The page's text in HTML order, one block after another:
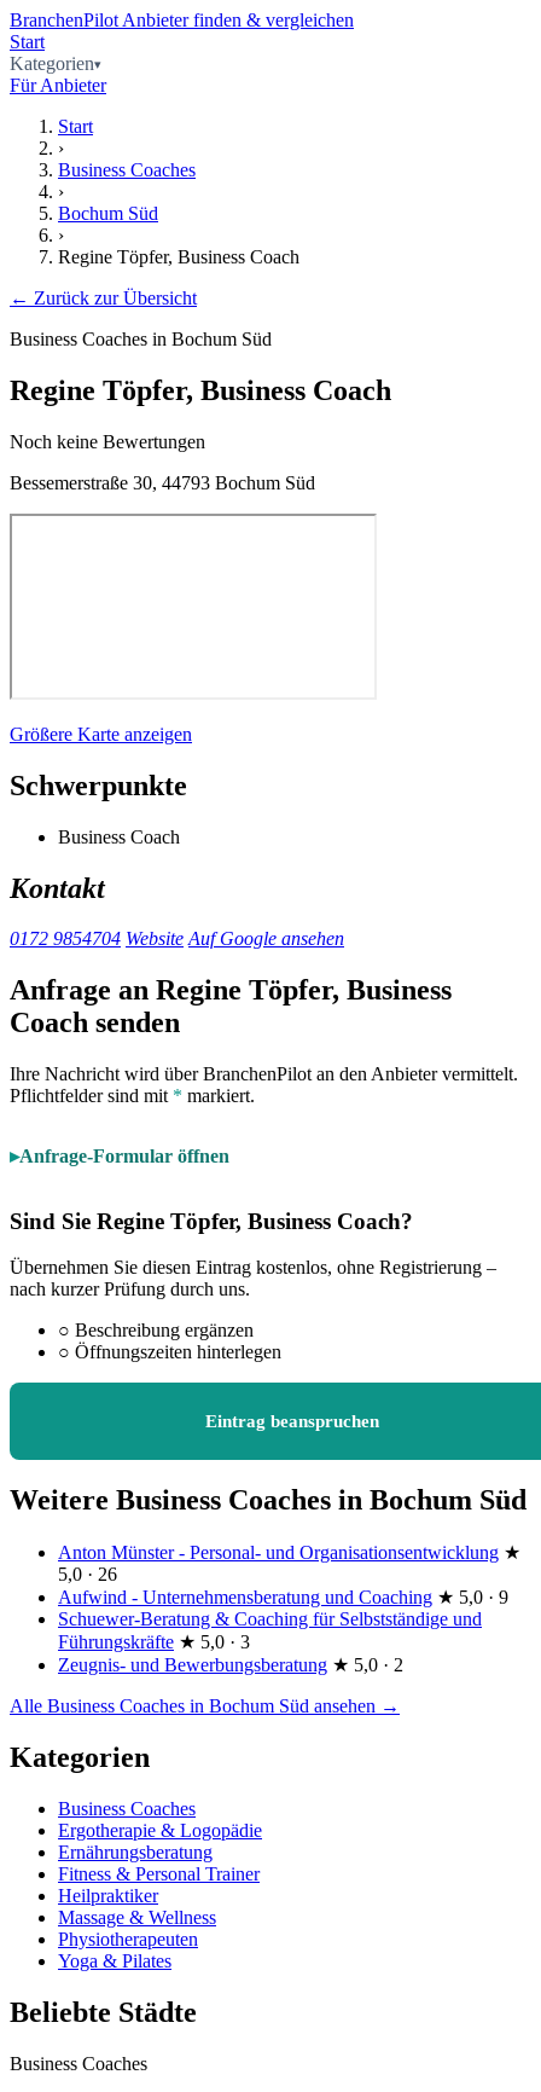
BranchenPilot Anbieter finden & vergleichen
Start
Kategorien
Für Anbieter
Start
›
Business Coaches
›
Bochum Süd
›
Regine Töpfer, Business Coach
← Zurück zur Übersicht
Business Coaches in Bochum Süd
Regine Töpfer, Business Coach
Noch keine Bewertungen
Bessemerstraße 30, 44793 Bochum Süd
Größere Karte anzeigen
Schwerpunkte
Business Coach
Kontakt
0172 9854704 Website Auf Google ansehen
Anfrage an Regine Töpfer, Business
Coach senden
Ihre Nachricht wird über BranchenPilot an den Anbieter vermittelt.
Pflichtfelder sind mit * markiert.
Anfrage-Formular öffnen
Sind Sie Regine Töpfer, Business Coach?
Übernehmen Sie diesen Eintrag kostenlos, ohne Registrierung –
nach kurzer Prüfung durch uns.
○ Beschreibung ergänzen
○ Öffnungszeiten hinterlegen
Eintrag beanspruchen
Weitere Business Coaches in Bochum Süd
Anton Münster - Personal- und Organisationsentwicklung ★
5,0 · 26
Aufwind - Unternehmensberatung und Coaching ★ 5,0 · 9
Schuewer-Beratung & Coaching für Selbstständige und
Führungskräfte ★ 5,0 · 3
Zeugnis- und Bewerbungsberatung ★ 5,0 · 2
Alle Business Coaches in Bochum Süd ansehen →
Kategorien
Business Coaches
Ergotherapie & Logopädie
Ernährungsberatung
Fitness & Personal Trainer
Heilpraktiker
Massage & Wellness
Physiotherapeuten
Yoga & Pilates
Beliebte Städte
Business Coaches